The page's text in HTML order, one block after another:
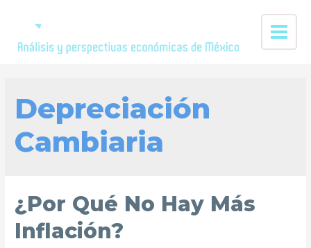
Depreciación
Cambiaria
¿Por Qué No Hay Más
Inflación?